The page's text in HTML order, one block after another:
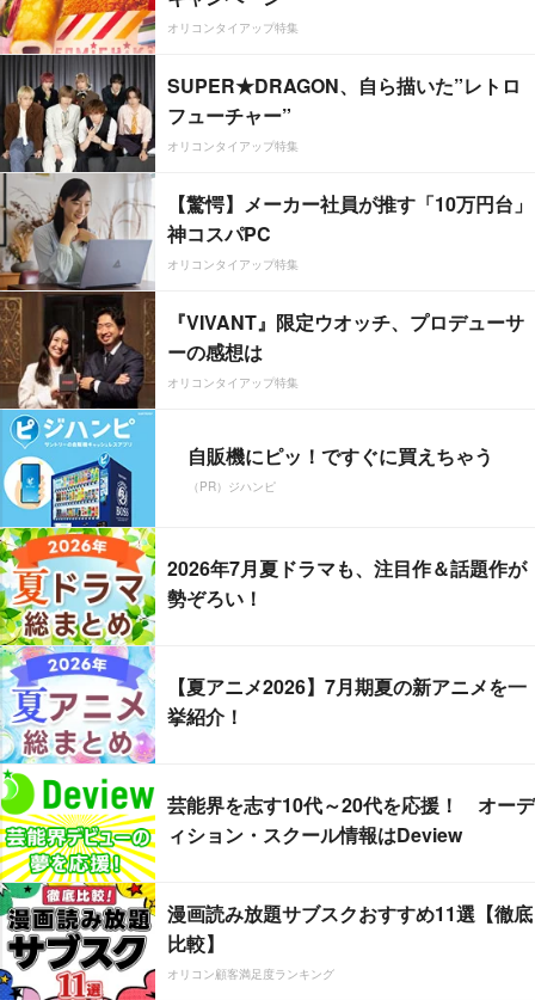
オリコンタイアップ特集
SUPER★DRAGON、自ら描いた”レトロ
フューチャー”
オリコンタイアップ特集
【驚愕】メーカー社員が推す「10万円台」
神コスパPC
オリコンタイアップ特集
『VIVANT』限定ウオッチ、プロデューサ
ーの感想は
オリコンタイアップ特集
自販機にピッ！ですぐに買えちゃう
（PR）ジハンピ
2026年7月夏ドラマも、注目作＆話題作が
勢ぞろい！
【夏アニメ2026】7月期夏の新アニメを一
挙紹介！
芸能界を志す10代～20代を応援！ オーデ
ィション・スクール情報はDeview
漫画読み放題サブスクおすすめ11選【徹底
比較】
オリコン顧客満足度ランキング